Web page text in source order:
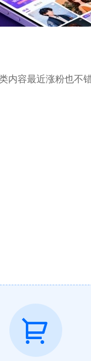
容最近涨粉也不